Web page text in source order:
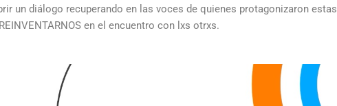
un diálogo recuperando en las voces de quienes protagonizaron estas
en el encuentro con lxs otrxs.